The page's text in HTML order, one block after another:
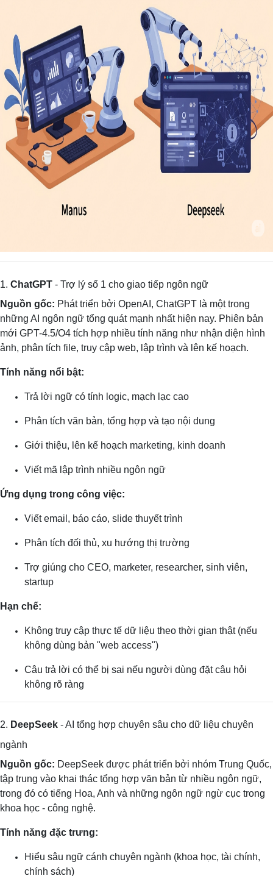
1. ChatGPT - Trợ lý số 1 cho giao tiếp ngôn ngữ
Nguồn gốc: Phát triển bởi OpenAI, ChatGPT là một trong
những AI ngôn ngữ tổng quát mạnh nhất hiện nay. Phiên bản
mới GPT-4.5/O4 tích hợp nhiều tính năng như nhận diện hình
ảnh, phân tích file, truy cập web, lập trình và lên kế hoạch.
Tính năng nổi bật:
Trả lời ngữ có tính logic, mạch lạc cao
Phân tích văn bản, tổng hợp và tạo nội dung
Giới thiệu, lên kế hoạch marketing, kinh doanh
Viết mã lập trình nhiều ngôn ngữ
Ứng dụng trong công việc:
Viết email, báo cáo, slide thuyết trình
Phân tích đối thủ, xu hướng thị trường
Trợ giúng cho CEO, marketer, researcher, sinh viên,
startup
Hạn chế:
Không truy cập thực tế dữ liệu theo thời gian thật (nếu
không dùng bản "web access")
Câu trả lời có thể bị sai nếu người dùng đặt câu hỏi
không rõ ràng
2. DeepSeek - AI tổng hợp chuyên sâu cho dữ liệu chuyên
ngành
Nguồn gốc: DeepSeek được phát triển bởi nhóm Trung Quốc,
tập trung vào khai thác tổng hợp văn bản từ nhiều ngôn ngữ,
trong đó có tiếng Hoa, Anh và những ngôn ngữ ngừ cục trong
khoa học - công nghệ.
Tính năng đặc trưng:
Hiểu sâu ngữ cánh chuyên ngành (khoa học, tài chính,
chính sách)